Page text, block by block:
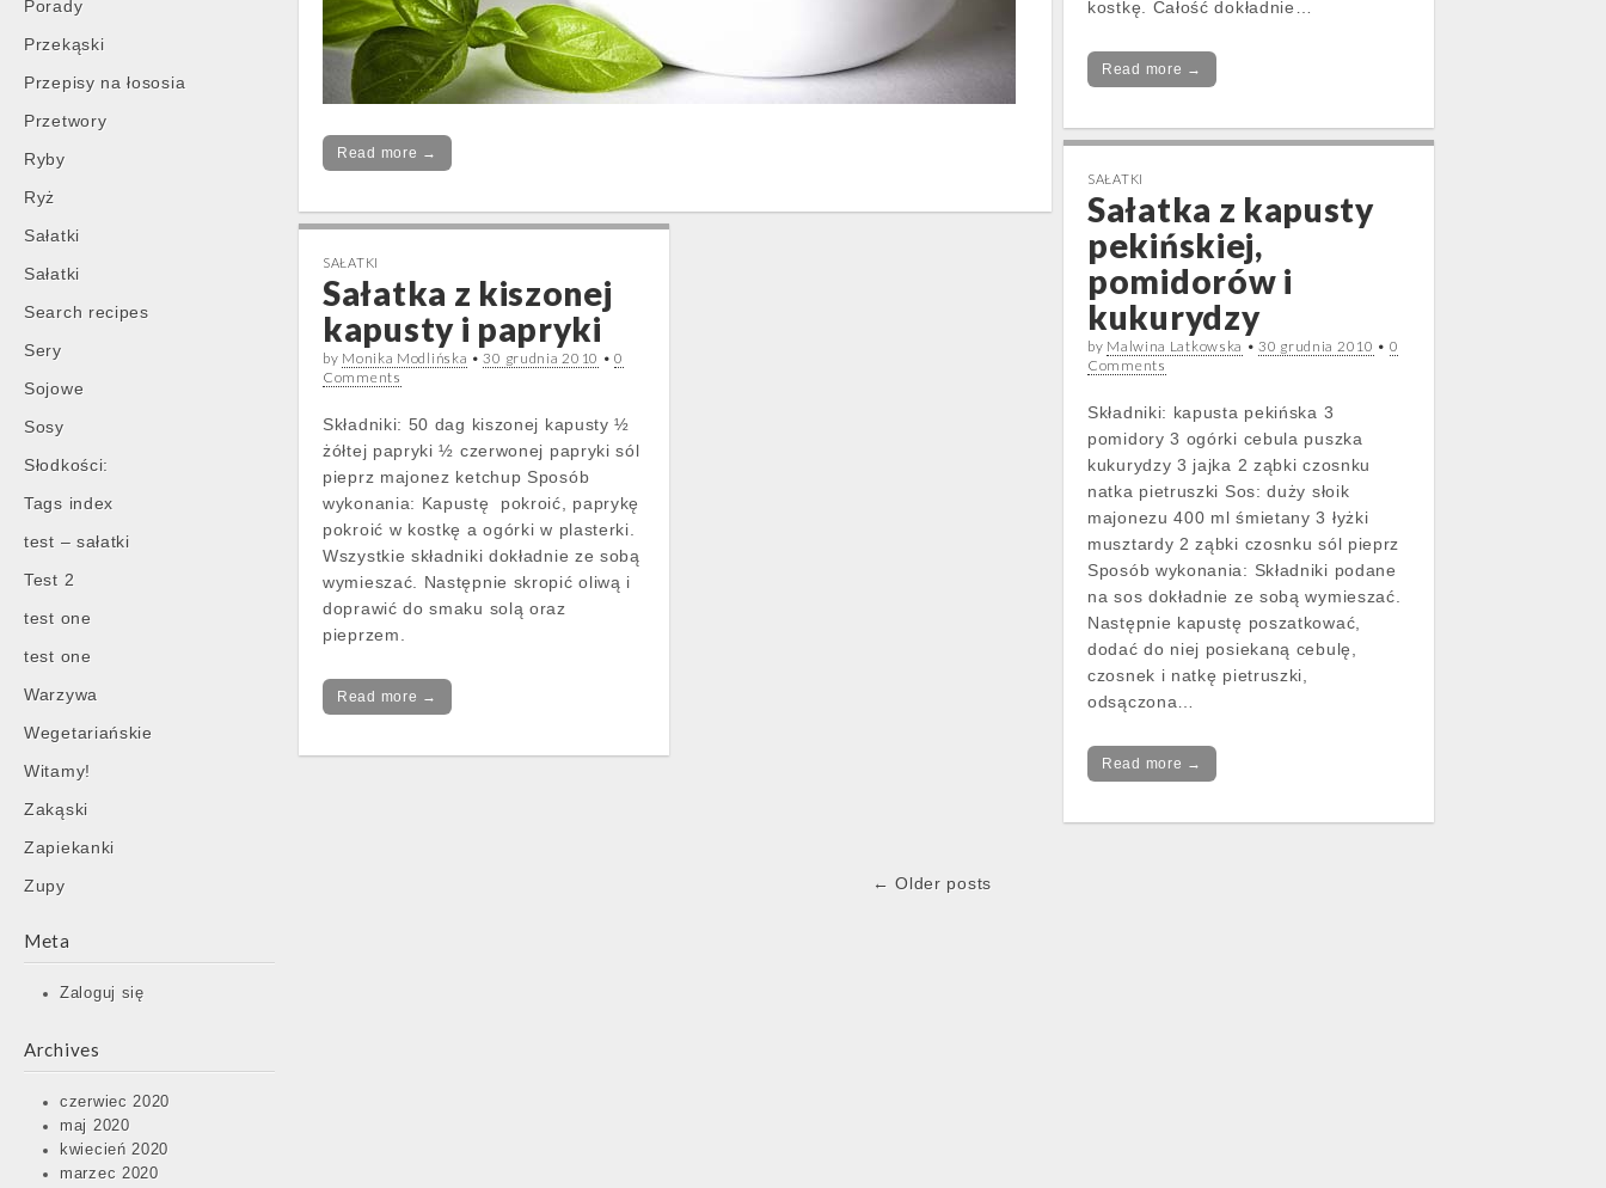
Porady
Przekąski
Przepisy na łososia
Przetwory
Ryby
Ryż
Sałatki
Sałatki
Search recipes
Sery
Sojowe
Sosy
Słodkości:
Tags index
test – sałatki
Test 2
test one
test one
Warzywa
Wegetariańskie
Witamy!
Zakąski
Zapiekanki
Zupy
Meta
Zaloguj się
Archives
czerwiec 2020
maj 2020
kwiecień 2020
marzec 2020
Read more →
kostkę. Całość dokładnie…
Read more →
SAŁATKI
Sałatka z kapusty
pekińskiej,
pomidorów i
kukurydzy
by Malwina Latkowska •30 grudnia 2010 • 0
Comments
Składniki: kapusta pekińska 3
pomidory 3 ogórki cebula puszka
kukurydzy 3 jajka 2 ząbki czosnku
natka pietruszki Sos: duży słoik
majonezu 400 ml śmietany 3 łyżki
musztardy 2 ząbki czosnku sól pieprz
Sposób wykonania: Składniki podane
na sos dokładnie ze sobą wymieszać.
Następnie kapustę poszatkować,
dodać do niej posiekaną cebulę,
czosnek i natkę pietruszki,
odsączona…
Read more →
SAŁATKI
Sałatka z kiszonej
kapusty i papryki
by Monika Modlińska •30 grudnia 2010 •0
Comments
Składniki: 50 dag kiszonej kapusty ½
żółtej papryki ½ czerwonej papryki sól
pieprz majonez ketchup Sposób
wykonania: Kapustę pokroić, paprykę
pokroić w kostkę a ogórki w plasterki.
Wszystkie składniki dokładnie ze sobą
wymieszać. Następnie skropić oliwą i
doprawić do smaku solą oraz
pieprzem.
Read more →
← Older posts